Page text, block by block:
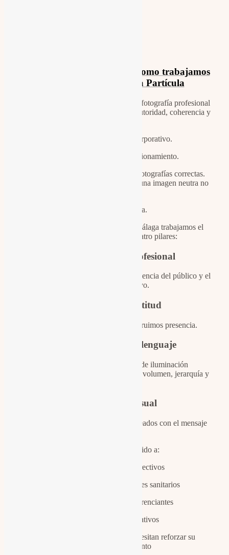
para descubrir como trabajamos
el retrato estratégico La Partícula
El retrato estratégico es una sesión de fotografía profesional
en estudio diseñada para comunicar autoridad, coherencia y
No es un simple retrato corporativo.
Es una herramienta de posicionamiento.
Muchos profesionales disponen de fotografías correctas.
Pero en entornos de decisión rápida, una imagen neutra no
Genera indiferencia.
En nuestro estudio fotográfico en Málaga trabajamos el
retrato profesional desde cuatro pilares:
1. Lectura del rol profesional
Analizamos el sector, el nivel de conciencia del público y el
territorio competitivo.
2. Dirección de actitud
No improvisamos posturas. Construimos presencia.
3. Iluminación como lenguaje
Utilizamos técnicas avanzadas de iluminación
cinematográfica y de moda para crear volumen, jerarquía y
4. Coherencia visual
Vestuario, atmósfera y encuadre alineados con el mensaje
Este servicio está dirigido a:
Empresarios y directivos
Médicos y profesionales sanitarios
Formadores y conferenciantes
Equipos corporativos
Marcas personales que necesitan reforzar su
posicionamiento